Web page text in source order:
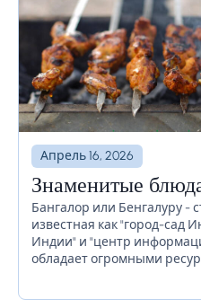
Апрель 16, 2026
Знаменитые
Бангалор или Бенгалуру -
известная как "город-сад
Индии" и "центр
обладает огромными
много для своих жителей.